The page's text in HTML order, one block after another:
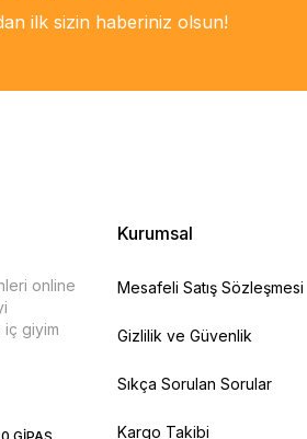
ilk sizin haberiniz olsun!
online
giyim
Kurumsal
Mesafeli Satış Sözleşmesi
Gizlilik ve Güvenlik
Sıkça Sorulan Sorular
Kargo Takibi